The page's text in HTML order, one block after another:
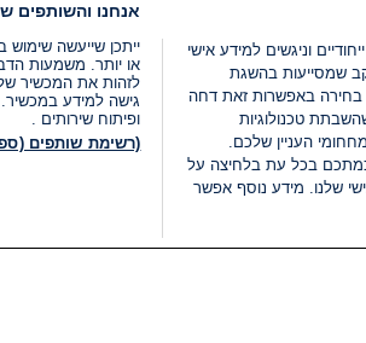
וניגשים למידע אישי
שמסייעות בהשגת
בחירה באפשרות זאת דחה
טכנולוגיות
העניין שלכם.
בכל עת בלחיצה על
שלנו. מידע נוסף אפשר
אנחנו והשותפים
ייתכן שייעשה
או יותר. משמעות
לזהות את המכשיר
גישה למידע
ופיתוח שירותים .
(רשימת שותפים